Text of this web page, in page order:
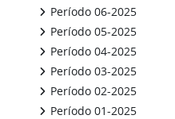
Período 06-2025
Período 05-2025
Período 04-2025
Período 03-2025
Período 02-2025
Período 01-2025